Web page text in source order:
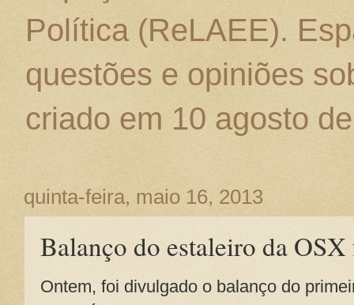
Política (ReLAEE).
questões e opiniões
criado em 10 agosto
quinta-feira, maio 16, 2013
Balanço do estaleiro da
Ontem, foi divulgado o balanço do